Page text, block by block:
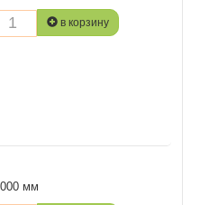
в корзину
мм